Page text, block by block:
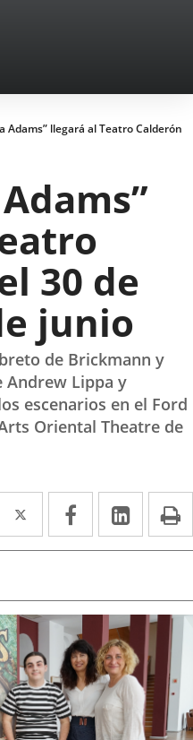
Adams” llegará al Teatro Calderón
30 de
junio
de Brickmann y
Andrew Lippa y
escenarios en el Ford
Oriental Theatre de
Twitter
Enlace
a
aplicación
externa.
Facebook
Enlace
a
aplicación
externa.
Enlace
a